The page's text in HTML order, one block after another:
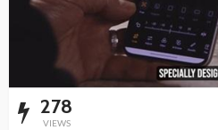
278
VIEWS